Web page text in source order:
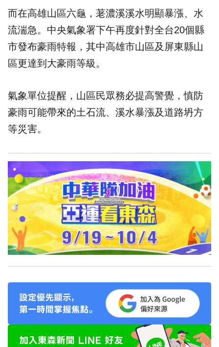
而在高雄山區六龜，荖濃溪溪水明顯暴漲、水
流湍急。中央氣象署下午再度針對全台20個縣
市發布豪雨特報，其中高雄市山區及屏東縣山
區更達到大豪雨等級。
氣象單位提醒，山區民眾務必提高警覺，慎防
豪雨可能帶來的土石流、溪水暴漲及道路坍方
等災害。